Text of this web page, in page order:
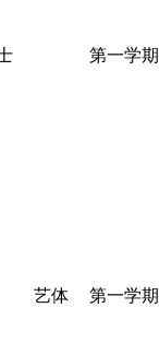
第一学
艺体 第一学